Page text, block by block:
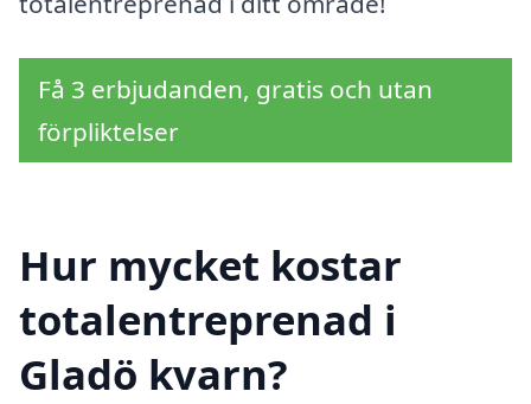
Få 3 erbjudanden, gratis och utan
förpliktelser
Hur mycket kostar
totalentreprenad i
Gladö kvarn?